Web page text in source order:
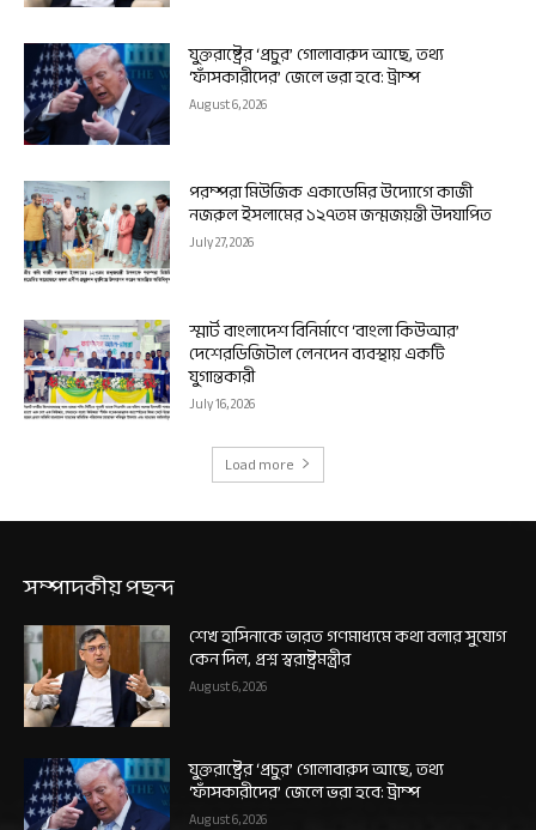
যুক্তরাষ্ট্রের ‘প্রচুর’ গোলাবারুদ আছে, তথ্য
‘ফাঁসকারীদের’ জেলে ভরা হবে: ট্রাম্প
August 6, 2026
পরম্পরা মিউজিক একাডেমির উদ্যোগে কাজী
নজরুল ইসলামের ১২৭তম জন্মজয়ন্তী উদযাপিত
July 27, 2026
স্মার্ট বাংলাদেশ বিনির্মাণে ‘বাংলা কিউআর’
দেশেরডিজিটাল লেনদেন ব্যবস্থায় একটি
যুগান্তকারী
July 16, 2026
Load more
সম্পাদকীয় পছন্দ
শেখ হাসিনাকে ভারত গণমাধ্যমে কথা বলার সুযোগ
কেন দিল, প্রশ্ন স্বরাষ্ট্রমন্ত্রীর
August 6, 2026
যুক্তরাষ্ট্রের ‘প্রচুর’ গোলাবারুদ আছে, তথ্য
‘ফাঁসকারীদের’ জেলে ভরা হবে: ট্রাম্প
August 6, 2026